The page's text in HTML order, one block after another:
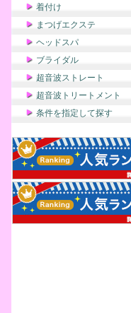
着付け
まつげエクステ
ヘッドスパ
ブライダル
超音波ストレート
超音波トリートメント
条件を指定して探す